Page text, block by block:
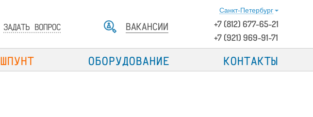
ЗАДАТЬ ВОПРОС ВАКАНСИИ
Санкт-Петербург
+7 (812) 677-65-21
+7 (921) 969-91-71
ШПУНТ ОБОРУДОВАНИЕ КОНТАКТЫ